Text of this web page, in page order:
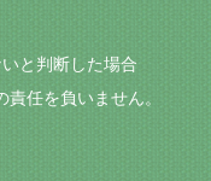
いと判断した場合
任を負いません。